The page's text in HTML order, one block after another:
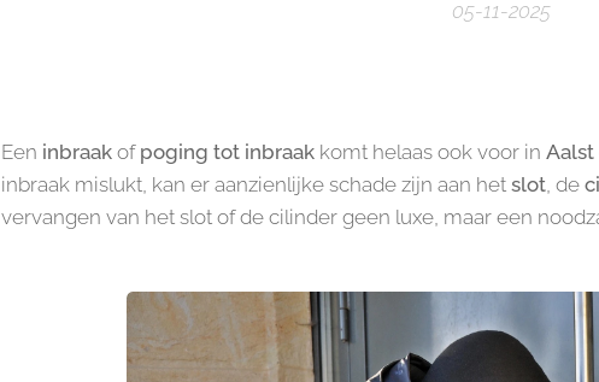
05-11-2025
Een inbraak of poging tot inbraak komt helaas ook voor in Aalst
inbraak mislukt, kan er aanzienlijke schade zijn aan het slot, de
vervangen van het slot of de cilinder geen luxe, maar een